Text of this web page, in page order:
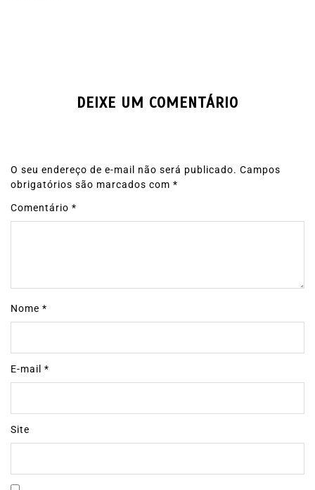
DEIXE UM COMENTÁRIO
O seu endereço de e-mail não será publicado. Campos
obrigatórios são marcados com *
Comentário *
Nome *
E-mail *
Site